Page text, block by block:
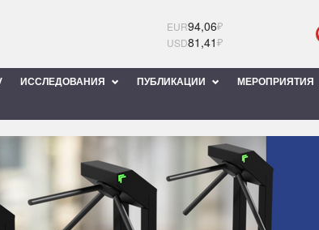
EUR94,06₽
USD81,41₽
ИССЛЕДОВАНИЯ ПУБЛИКАЦИИ
МЕРОПРИЯТИЯ